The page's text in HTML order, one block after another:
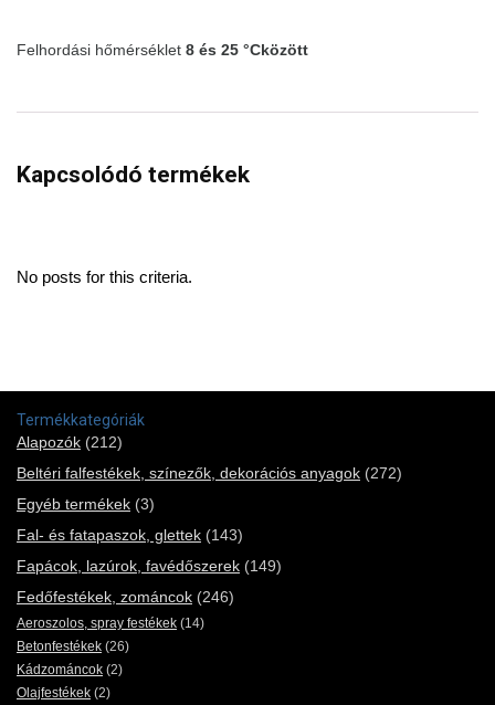
Felhordási hőmérséklet 8 és 25 °Cközött
Kapcsolódó termékek
No posts for this criteria.
Termékkategóriák
Alapozók (212)
Beltéri falfestékek, színezők, dekorációs anyagok (272)
Egyéb termékek (3)
Fal- és fatapaszok, glettek (143)
Fapácok, lazúrok, favédőszerek (149)
Fedőfestékek, zománcok (246)
Aeroszolos, spray festékek (14)
Betonfestékek (26)
Kádzománcok (2)
Olajfestékek (2)